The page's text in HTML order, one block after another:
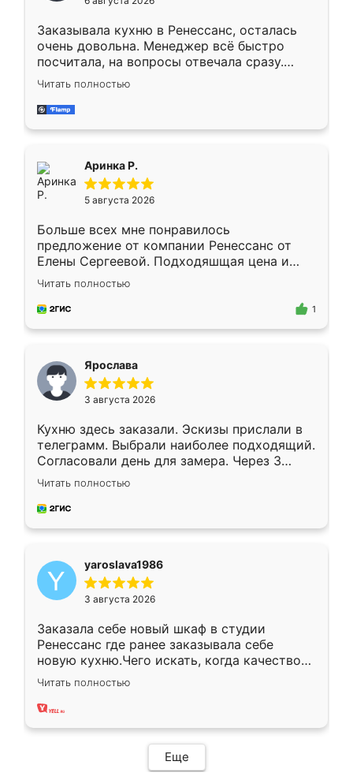
мебели буду заказывать только здесь.
Заказывала кухню в Ренессанс, осталась
очень довольна. Менеджер всё быстро
посчитала, на вопросы отвечала сразу.
Замерщик приехал в субботу, подошёл к
делу со всей ответственностью. Собрали
за день, ребята работали аккуратно, даже
Читать полностью
Аринка Р.
5 августа 2026
Больше всех мне понравилось
предложение от компании Ренессанс от
Елены Сергеевой. Подходяшщая цена и
короткие сроки изготовления. Приехавший
для замера сотрудник Владислав
предложил по моему эскизу самый
Читать полностью
1
Ярослава
3 августа 2026
Кухню здесь заказали. Эскизы прислали в
телеграмм. Выбрали наиболее подходящий.
Согласовали день для замера. Через 3
недели кухня была уже готова. Остались
довольны работой. Спасибо Ренессанс
мебель за качественную работу!
Читать полностью
yaroslava1986
3 августа 2026
Заказала себе новый шкаф в студии
Ренессанс где ранее заказывала себе
новую кухню.Чего искать, когда качеством
вполне довольна. Служит кухня уже почти
два года, нареканий нет.
Читать полностью
Еще